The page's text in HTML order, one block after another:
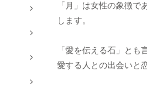
「月」は女性の象徴
します。
「愛を伝える石」とも
愛する人との出会いと